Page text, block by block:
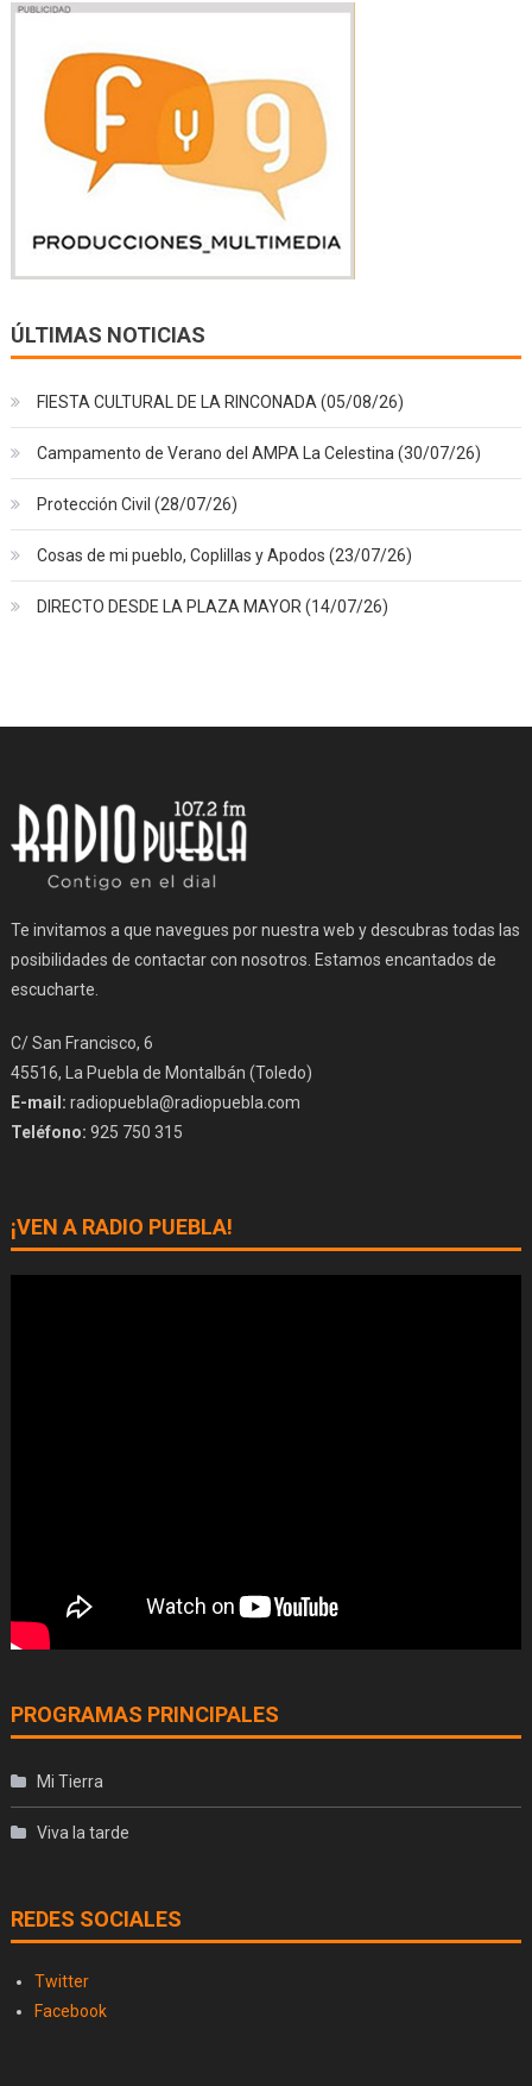
ÚLTIMAS NOTICIAS
FIESTA CULTURAL DE LA RINCONADA (05/08/26)
Campamento de Verano del AMPA La Celestina (30/07/26)
Protección Civil (28/07/26)
Cosas de mi pueblo, Coplillas y Apodos (23/07/26)
DIRECTO DESDE LA PLAZA MAYOR (14/07/26)
Te invitamos a que navegues por nuestra web y descubras todas las
posibilidades de contactar con nosotros. Estamos encantados de
escucharte.
C/ San Francisco, 6
45516, La Puebla de Montalbán (Toledo)
E-mail: radiopuebla@radiopuebla.com
Teléfono: 925 750 315
¡VEN A RADIO PUEBLA!
PROGRAMAS PRINCIPALES
Mi Tierra
Viva la tarde
REDES SOCIALES
Twitter
Facebook